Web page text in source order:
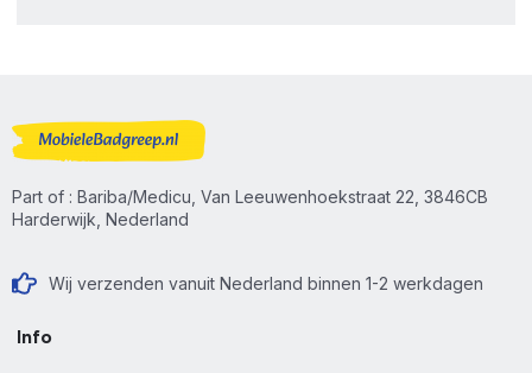
Part of : Bariba/Medicu, Van Leeuwenhoekstraat 22, 3846CB
Harderwijk, Nederland
Wij verzenden vanuit Nederland binnen 1-2 werkdagen
Info